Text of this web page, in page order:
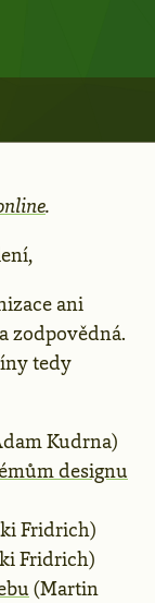
.
ani
zodpovědná.
tedy
Kudrna)
designu
Fridrich)
Fridrich)
(Martin